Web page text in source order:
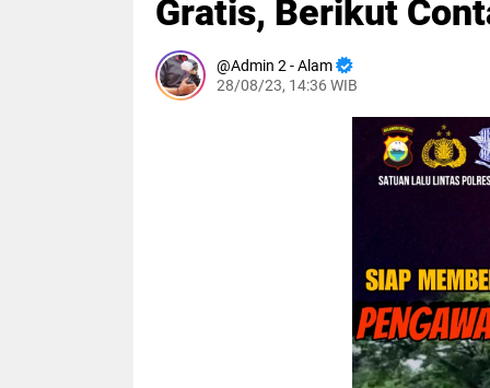
Gratis, Berikut
Admin 2 - Alam
28/08/23, 14:36 WIB